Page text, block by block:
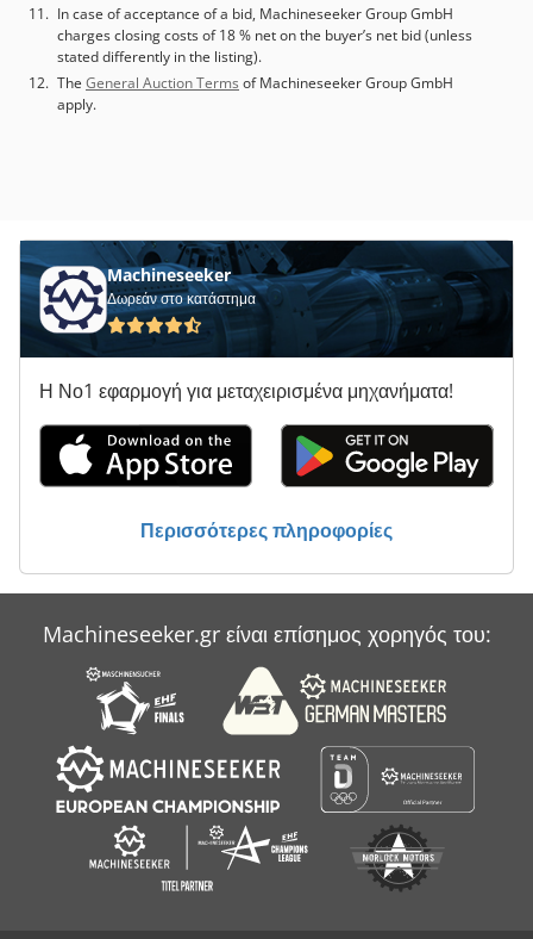
In case of acceptance of a bid, Machineseeker Group GmbH
charges closing costs of 18 % net on the buyer’s net bid (unless
stated differently in the listing).
The General Auction Terms of Machineseeker Group GmbH
apply.
Machineseeker
Δωρεάν στο κατάστημα
Η Νο1 εφαρμογή για μεταχειρισμένα μηχανήματα!
Περισσότερες πληροφορίες
Machineseeker.gr είναι επίσημος χορηγός του: